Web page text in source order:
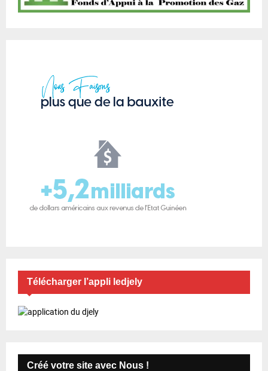
Télécharger l’appli ledjely
Créé votre site avec Nous !